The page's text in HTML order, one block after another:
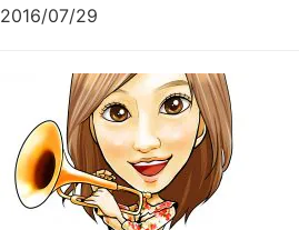
2016/07/29